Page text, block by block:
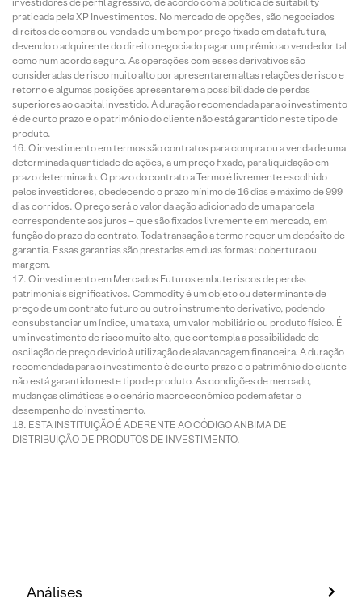
praticada pela XP Investimentos. No mercado de opções, são negociados
direitos de compra ou venda de um bem por preço fixado em data futura,
devendo o adquirente do direito negociado pagar um prêmio ao vendedor tal
como num acordo seguro. As operações com esses derivativos são
consideradas de risco muito alto por apresentarem altas relações de risco e
retorno e algumas posições apresentarem a possibilidade de perdas
superiores ao capital investido. A duração recomendada para o investimento
é de curto prazo e o patrimônio do cliente não está garantido neste tipo de
produto.
O investimento em termos são contratos para compra ou a venda de uma
determinada quantidade de ações, a um preço fixado, para liquidação em
prazo determinado. O prazo do contrato a Termo é livremente escolhido
pelos investidores, obedecendo o prazo mínimo de 16 dias e máximo de 999
dias corridos. O preço será o valor da ação adicionado de uma parcela
correspondente aos juros – que são fixados livremente em mercado, em
função do prazo do contrato. Toda transação a termo requer um depósito de
garantia. Essas garantias são prestadas em duas formas: cobertura ou
margem.
O investimento em Mercados Futuros embute riscos de perdas
patrimoniais significativos. Commodity é um objeto ou determinante de
preço de um contrato futuro ou outro instrumento derivativo, podendo
consubstanciar um índice, uma taxa, um valor mobiliário ou produto físico. É
um investimento de risco muito alto, que contempla a possibilidade de
oscilação de preço devido à utilização de alavancagem financeira. A duração
recomendada para o investimento é de curto prazo e o patrimônio do cliente
não está garantido neste tipo de produto. As condições de mercado,
mudanças climáticas e o cenário macroeconômico podem afetar o
desempenho do investimento.
ESTA INSTITUIÇÃO É ADERENTE AO CÓDIGO ANBIMA DE
DISTRIBUIÇÃO DE PRODUTOS DE INVESTIMENTO.
Análises